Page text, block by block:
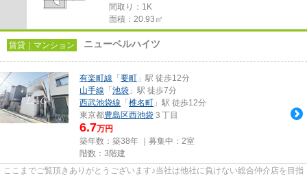
間取り：1K
面積：20.93㎡
賃貸｜マンション ニューベルハイツ
有楽町線 「 要町 」駅 徒歩12分
山手線 「 池袋 」駅 徒歩7分
西武池袋線 「 椎名町 」駅 徒歩12分
東京都豊島区西池袋 ３丁目
6.7万円
築年数：築38年 ｜募集中： 2室
階数：3階建
ここまでご覧頂きありがとうございます♪当社は他社に負けない総合仲介店を目指